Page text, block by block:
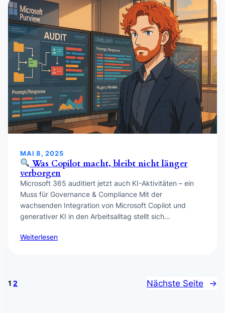
MAI 8, 2025
Was Copilot macht, bleibt nicht länger
verborgen
Microsoft 365 auditiert jetzt auch KI-Aktivitäten – ein
Muss für Governance & Compliance Mit der
wachsenden Integration von Microsoft Copilot und
generativer KI in den Arbeitsalltag stellt sich…
Weiterlesen
1 2 Nächste Seite →